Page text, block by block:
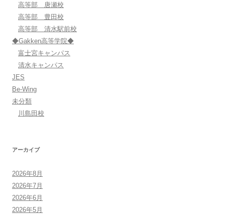
高等部 唐瀬校
高等部 豊田校
高等部 清水駅前校
◆Gakken高等学院◆
富士宮キャンパス
清水キャンパス
JES
Be-Wing
未分類
川島田校
アーカイブ
2026年8月
2026年7月
2026年6月
2026年5月